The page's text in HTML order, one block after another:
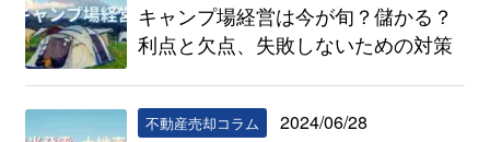
キャンプ場経営は今が旬？儲かる？
利点と欠点、失敗しないための対策
不動産売却コラム 2024/06/28